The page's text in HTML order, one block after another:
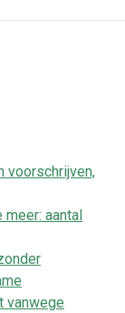
voorschrijven,
aantal
vanwege